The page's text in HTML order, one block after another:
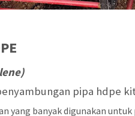
pipa hdpe
yang banyak digunakan